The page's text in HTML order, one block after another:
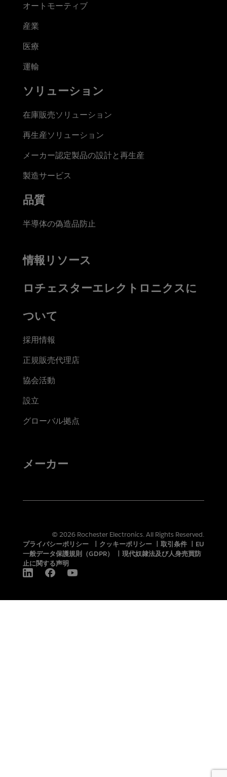
オートモーティブ
産業
医療
運輸
ソリューション
在庫販売ソリューション
再生産ソリューション
メーカー認定製品の設計と再生産
製造サービス
品質
半導体の偽造品防止
情報リソース
ロチェスターエレクトロニクスに
ついて
採用情報
正規販売代理店
協会活動
設立
グローバル拠点
メーカー
© 2026 Rochester Electronics. All Rights Reserved.
プライバシーポリシー
クッキーポリシー 取引条件
EU
一般データ保護規則（GDPR）
現代奴隷法及び人身売買防
止に関する声明